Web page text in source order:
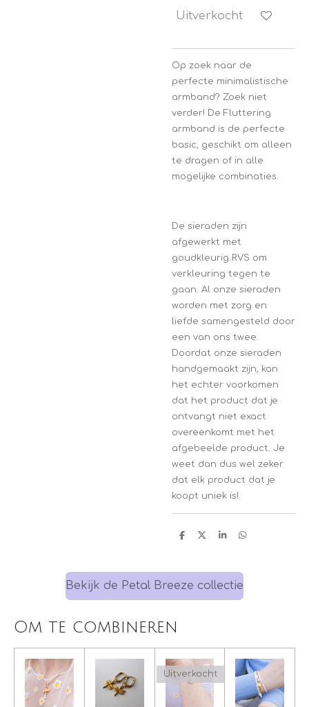
Uitverkocht
Op zoek naar de
perfecte minimalistische
armband? Zoek niet
verder! De Fluttering
armband is de perfecte
basic, geschikt om alleen
te dragen of in alle
mogelijke combinaties.
De sieraden zijn
afgewerkt met
goudkleurig RVS om
verkleuring tegen te
gaan. Al onze sieraden
worden met zorg en
liefde samengesteld door
een van ons twee.
Doordat onze sieraden
handgemaakt zijn, kan
het echter voorkomen
dat het product dat je
ontvangt niet exact
overeenkomt met het
afgebeelde product. Je
weet dan dus wel zeker
dat elk product dat je
koopt uniek is!
D
n
D
S
e
D
n
Bekijk de Petal Breeze collectie
Om te combineren
Uitverkocht